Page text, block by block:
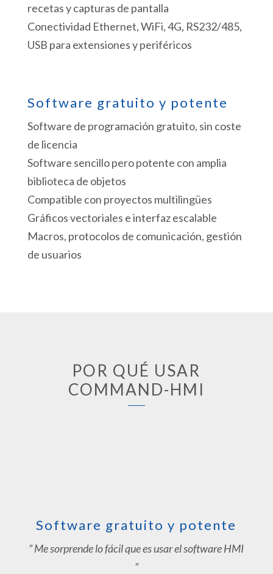
recetas y capturas de pantalla
Conectividad Ethernet, WiFi, 4G, RS232/485,
USB para extensiones y periféricos
Software gratuito y potente
Software de programación gratuito, sin coste
de licencia
Software sencillo pero potente con amplia
biblioteca de objetos
Compatible con proyectos multilingües
Gráficos vectoriales e interfaz escalable
Macros, protocolos de comunicación, gestión
de usuarios
POR QUÉ USAR
COMMAND-HMI
Software gratuito y potente
” Me sorprende lo fácil que es usar el software HMI
“